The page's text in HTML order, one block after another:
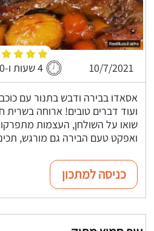
10/7/2021 4 שעות ו-20 דקות
אסאדו בבירה ודבש בתנור עם
ועוד דברים טובים! ארוחה
שואו על השולחן, העצמות
ואפקט טעם הבירה גם מורגש,
כניסה למתכון